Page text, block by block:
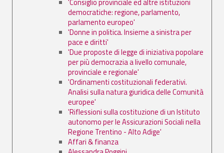
democratiche: regione, parlamento,
parlamento europeo'
'Donne in politica. Insieme a sinistra per
pace e diritti'
'Due proposte di legge di iniziativa popolare
per più democrazia a livello comunale,
provinciale e regionale'
'Ordinamenti costituzionali federativi.
Analisi sulla natura giuridica delle Comunità
europee'
'Riflessioni sulla costituzione di un Istituto
autonomo per le Assicurazioni Sociali nella
Regione Trentino - Alto Adige'
Affari & finanza